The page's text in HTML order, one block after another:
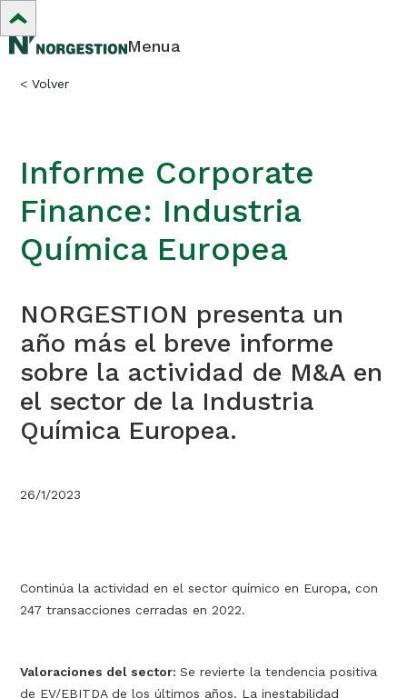
Menua
< Volver
Informe Corporate
Finance: Industria
Química Europea
NORGESTION presenta un
año más el breve informe
sobre la actividad de M&A en
el sector de la Industria
Química Europea.
26/1/2023
Continúa la actividad en el sector químico en Europa, con
247 transacciones cerradas en 2022.
Valoraciones del sector:Se revierte la tendencia positiva
de EV/EBITDA de los últimos años. La inestabilidad